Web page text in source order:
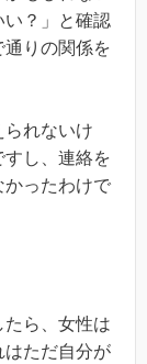
い？」と確認
りの関係を
られないけ
し、連絡を
かったわけで
たら、女性は
はただ自分が